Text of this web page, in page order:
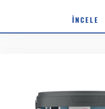
İNCELE